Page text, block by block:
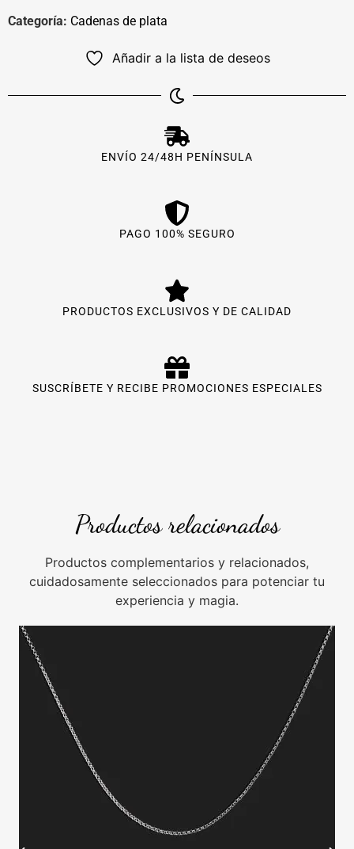
Categoría: Cadenas de plata
Añadir a la lista de deseos
ENVÍO 24/48H PENÍNSULA
PAGO 100% SEGURO
PRODUCTOS EXCLUSIVOS Y DE CALIDAD
SUSCRÍBETE Y RECIBE PROMOCIONES ESPECIALES
Productos relacionados
Productos complementarios y relacionados,
cuidadosamente seleccionados para potenciar tu
experiencia y magia.